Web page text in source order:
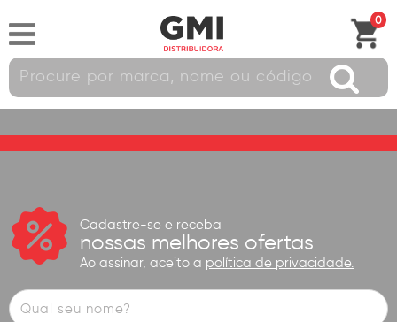
0
Cadastre-se e receba
nossas melhores ofertas
Ao assinar, aceito a política de privacidade.